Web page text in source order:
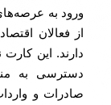
ورود به
از فعالان
دارند. این
دسترسی به
صادرات و